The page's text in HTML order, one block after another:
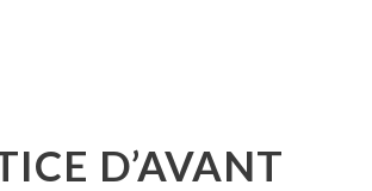
D’AVANT